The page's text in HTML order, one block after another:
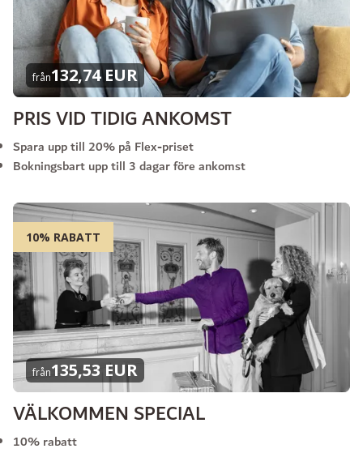
från132,74 EUR
PRIS VID TIDIG ANKOMST
Spara upp till 20% på Flex-priset
Bokningsbart upp till 3 dagar före ankomst
10% RABATT
från135,53 EUR
VÄLKOMMEN SPECIAL
10% rabatt